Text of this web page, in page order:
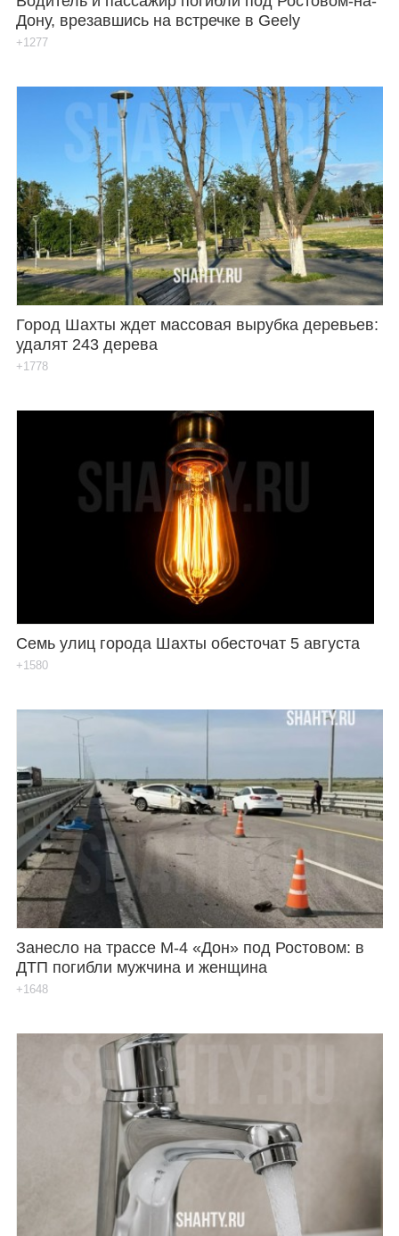
Дону, врезавшись на встречке в Geely
+1277
Город Шахты ждет массовая вырубка деревьев:
удалят 243 дерева
+1778
Семь улиц города Шахты обесточат 5 августа
+1580
Занесло на трассе М-4 «Дон» под Ростовом: в
ДТП погибли мужчина и женщина
+1648